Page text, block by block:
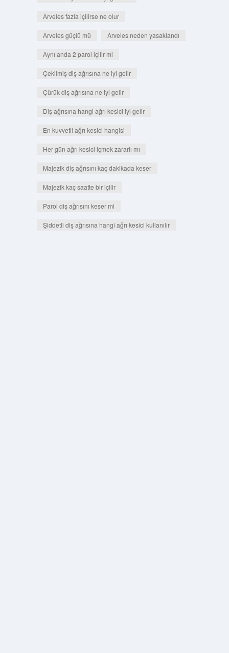
Arveles fazla içilirse ne olur
Arveles güçlü mü Arveles neden yasaklandı
Aynı anda 2 parol içilir mi
Çekilmiş diş ağrısına ne iyi gelir
Çürük diş ağrısına ne iyi gelir
Diş ağrısına hangi ağrı kesici iyi gelir
En kuvvetli ağrı kesici hangisi
Her gün ağrı kesici içmek zararlı mı
Majezik diş ağrısını kaç dakikada keser
Majezik kaç saatte bir içilir
Parol diş ağrısını keser mi
Şiddetli diş ağrısına hangi ağrı kesici kullanılır